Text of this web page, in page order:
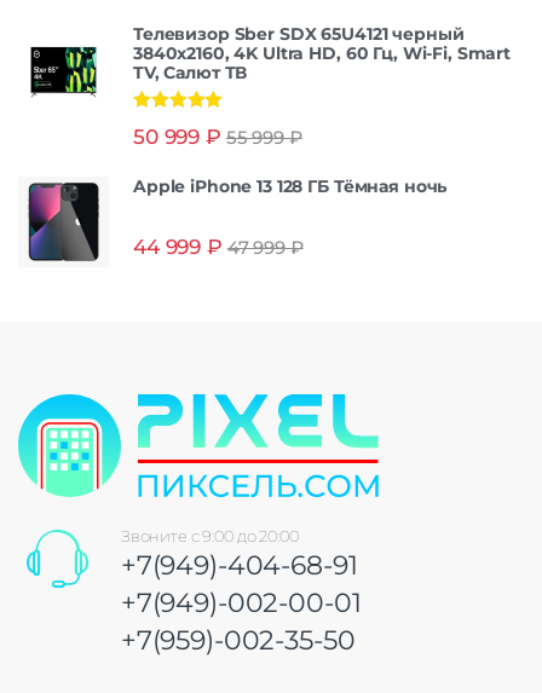
Телевизор Sber SDX 65U4121 черный
3840x2160, 4K Ultra HD, 60 Гц, Wi-Fi, Smart
TV, Салют ТВ
из 5
50 999 ₽ 55 999₽
Apple iPhone 13 128 ГБ Тёмная ночь
44 999 ₽ 47 999₽
Звоните с 9:00 до 20:00
+7(949)-404-68-91
+7(949)-002-00-01
+7(959)-002-35-50